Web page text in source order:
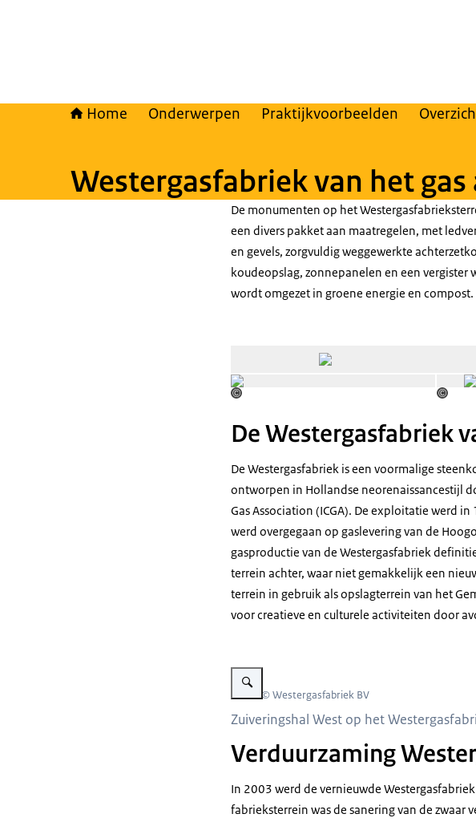
Home Onderwerpen Praktijkvoorbeelden
Westergasfabriek van het gas
De monumenten op het
een divers pakket aan maatregelen, met
en gevels, zorgvuldig weggewerkte
koudeopslag, zonnepanelen en een vergister
wordt omgezet in groene energie en compost.
Open
© ©
De Westergasfabriek
De Westergasfabriek is een voormalige
ontworpen in Hollandse neorenaissancestijl
Gas Association (ICGA). De exploitatie werd
werd overgegaan op gaslevering van de
gasproductie van de Westergasfabriek
terrein achter, waar niet gemakkelijk een
terrein in gebruik als opslagterrein van het
voor creatieve en culturele activiteiten door
Vergroot afbeelding Zicht op de buitenzijde van de
Beeld: © Westergasfabriek BV
Zuiveringshal West op het
Verduurzaming
In 2003 werd de vernieuwde
fabrieksterrein was de sanering van de zwaar